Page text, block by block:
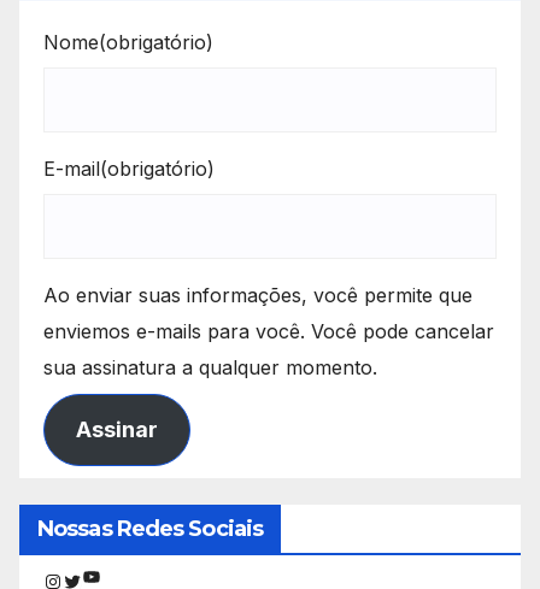
Nome(obrigatório)
E-mail(obrigatório)
Ao enviar suas informações, você permite que
enviemos e-mails para você. Você pode cancelar
sua assinatura a qualquer momento.
Assinar
Nossas Redes Sociais
Instagram
Twitter
Youtube